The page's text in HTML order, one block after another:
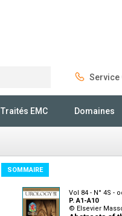
Service
Traités EMC Domaines
SOMMAIRE
Vol 84 - N° 4S -
P. A1-A10
© Elsevier